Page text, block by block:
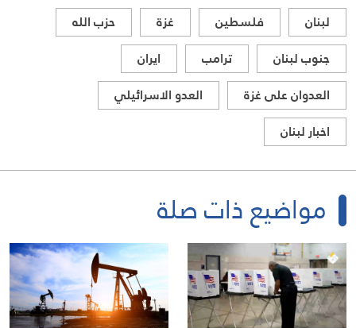
لبنان فلسطين غزة
حزب الله
جنوب لبنان
ترامب
ايران
العدوان على غزة
العدو الاسرائيلي
اخبار لبنان
مواضيع ذات صلة